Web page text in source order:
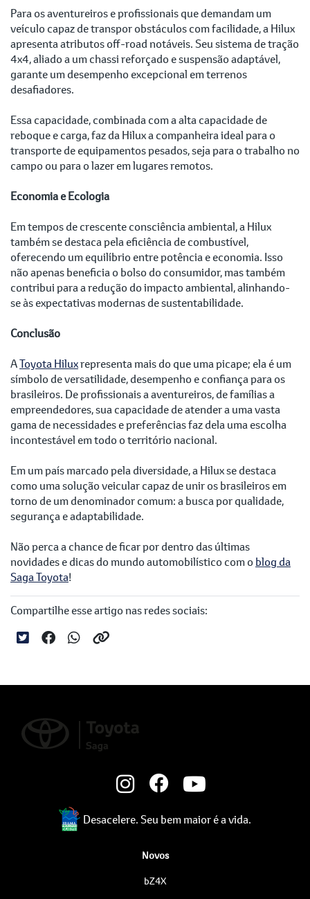
Para os aventureiros e profissionais que demandam um
veículo capaz de transpor obstáculos com facilidade, a Hilux
apresenta atributos off-road notáveis. Seu sistema de tração
4x4, aliado a um chassi reforçado e suspensão adaptável,
garante um desempenho excepcional em terrenos
desafiadores.
Essa capacidade, combinada com a alta capacidade de
reboque e carga, faz da Hilux a companheira ideal para o
transporte de equipamentos pesados, seja para o trabalho no
campo ou para o lazer em lugares remotos.
Economia e Ecologia
Em tempos de crescente consciência ambiental, a Hilux
também se destaca pela eficiência de combustível,
oferecendo um equilíbrio entre potência e economia. Isso
não apenas beneficia o bolso do consumidor, mas também
contribui para a redução do impacto ambiental, alinhando-
se às expectativas modernas de sustentabilidade.
Conclusão
AToyota Hiluxrepresenta mais do que uma picape; ela é um
símbolo de versatilidade, desempenho e confiança para os
brasileiros. De profissionais a aventureiros, de famílias a
empreendedores, sua capacidade de atender a uma vasta
gama de necessidades e preferências faz dela uma escolha
incontestável em todo o território nacional.
Em um país marcado pela diversidade, a Hilux se destaca
como uma solução veicular capaz de unir os brasileiros em
torno de um denominador comum: a busca por qualidade,
segurança e adaptabilidade.
Não perca a chance de ficar por dentro das últimas
novidades e dicas do mundo automobilístico com o blog da
Saga Toyota!
Compartilhe esse artigo nas redes sociais:
Desacelere. Seu bem maior é a vida.
Novos
bZ4X